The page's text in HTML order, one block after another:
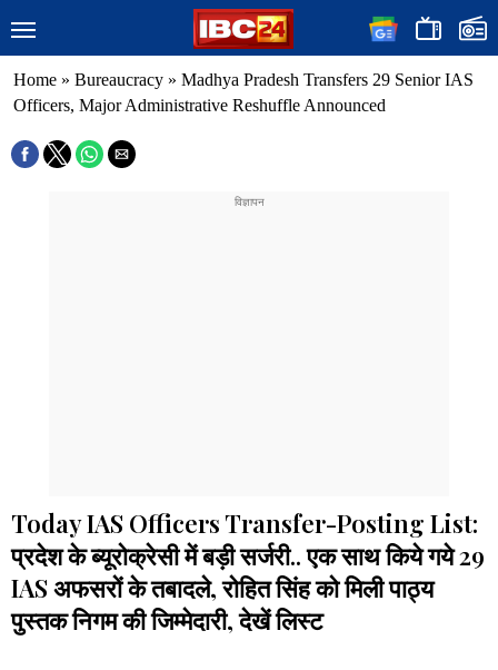
Home » Bureaucracy » Madhya Pradesh Transfers 29 Senior IAS
Officers, Major Administrative Reshuffle Announced
Today IAS Officers Transfer-Posting List:
प्रदेश के ब्यूरोक्रेसी में बड़ी सर्जरी.. एक साथ किये गये 29
IAS अफसरों के तबादले, रोहित सिंह को मिली पाठ्य
पुस्तक निगम की जिम्मेदारी, देखें लिस्ट